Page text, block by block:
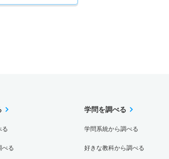
る
べる
学問を調べる
学問系統から調べる
好きな教科から調べる